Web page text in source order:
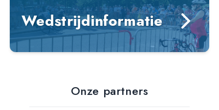
Wedstrijdinformatie
Onze partners